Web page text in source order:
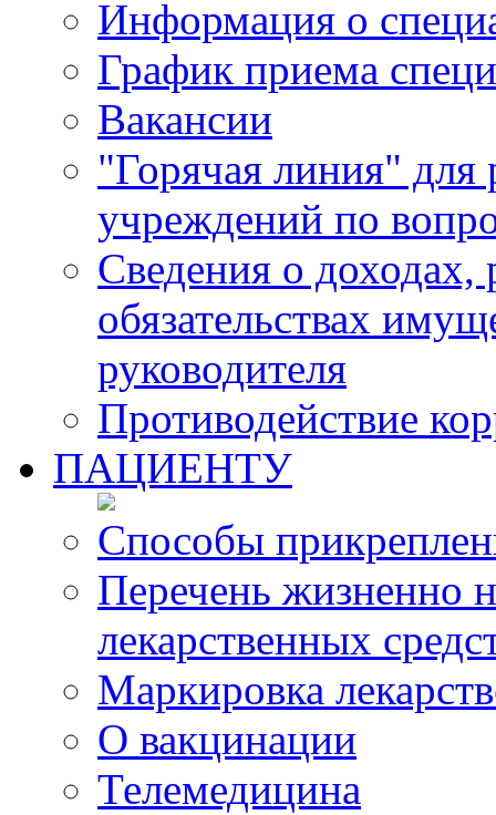
Информация о
График приема
Вакансии
"Горячая линия"
учреждений по
Сведения о доходах,
обязательствах
руководителя
Противодействие
ПАЦИЕНТУ
Способы
Перечень жизненно
лекарственных
Маркировка
О вакцинации
Телемедицина